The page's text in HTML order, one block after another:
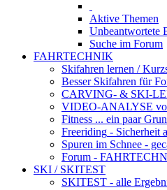
Aktive Themen
Unbeantwortete
Suche im Forum
FAHRTECHNIK
Skifahren lernen /
Besser Skifahren für
CARVING- & SKI-
VIDEO-ANALYSE
Fitness ... ein paar
Freeriding - Sicherheit
Spuren im Schnee -
Forum -
SKI / SKITEST
SKITEST - alle